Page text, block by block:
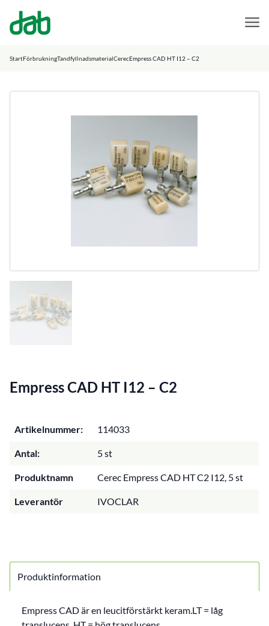
DAB Dental
StartFörbrukningTandfyllnadsmaterialCerecEmpress CAD HT I12 – C2
Empress CAD HT I12 – C2
Artikelnummer: 114033
Antal: 5 st
Produktnamn Cerec Empress CAD HT C2 I12, 5 st
Leverantör IVOCLAR
Produktinformation
Empress CAD är en leucitförstärkt keram.LT = låg